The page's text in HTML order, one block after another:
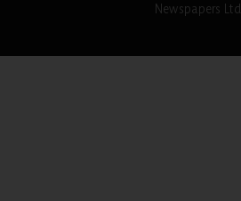
Newspapers Ltd.